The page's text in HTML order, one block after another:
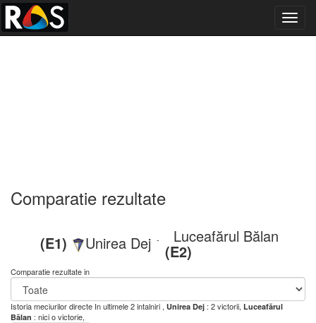
Comparatie rezultate
(E1) Unirea Dej - Luceafărul Bălan
(E2)
Comparatie rezultate in
Istoria meciurilor directe In ultimele 2 intalniri , Unirea Dej : 2 victorii, Luceafărul
Bălan : nici o victorie,